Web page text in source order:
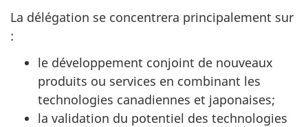
La délégation se concentrera principalement sur
:
le développement conjoint de nouveaux
produits ou services en combinant les
technologies canadiennes et japonaises;
la validation du potentiel des technologies